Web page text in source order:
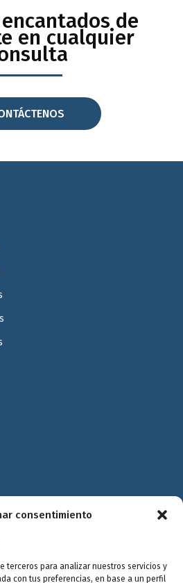
consentimiento
terceros para analizar nuestros servicios y
con tus preferencias, en base a un perfil
de
en cualquier